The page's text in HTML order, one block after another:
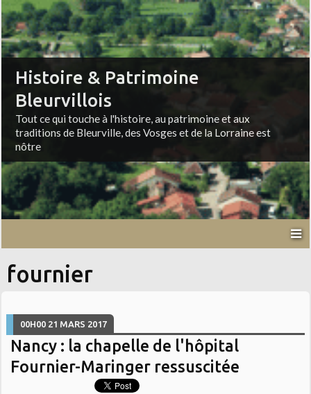
Histoire & Patrimoine
Bleurvillois
Tout ce qui touche à l'histoire, au patrimoine et aux
traditions de Bleurville, des Vosges et de la Lorraine est
nôtre
fournier
00H00 21 MARS 2017
Nancy : la chapelle de l'hôpital
Fournier-Maringer ressuscitée